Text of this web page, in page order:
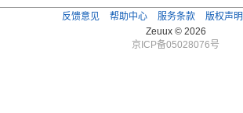
反馈意见 帮助中心 服务条款 版权声明
Zeuux © 2026
京ICP备05028076号